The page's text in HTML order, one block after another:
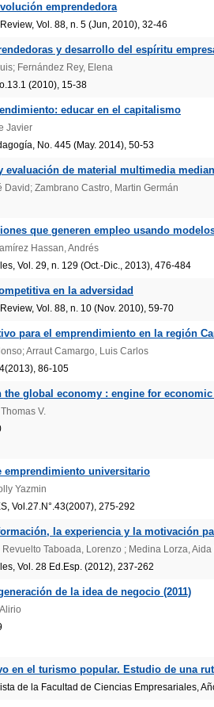
emprendedora
Vol. 88, n. 5 (Jun, 2010), 32-46
y desarrollo del espíritu
Fernández Rey, Elena
(2010), 15-38
educar en el capitalismo
Javier
No. 445 (May. 2014), 50-53
evaluación de material multimedia
David; Zambrano Castro, Martin Germán
que generen empleo usando
Hassan, Andrés
Vol. 29, n. 129 (Oct.-Dic., 2013), 476-484
en la adversidad
Vol. 88, n. 10 (Nov. 2010), 59-70
para el emprendimiento en la región
Arraut Camargo, Luis Carlos
86-105
the global economy : engine for economic
V.
emprendimiento universitario
Yazmin
Vol.27.N°.43(2007), 275-292
la experiencia y la motivación
Taboada, Lorenzo ; Medina Lorza, Aida
Vol. 28 Ed.Esp. (2012), 237-262
de la idea de negocio (2011)
en el turismo popular. Estudio de una
de la Facultad de Ciencias Empresariales,